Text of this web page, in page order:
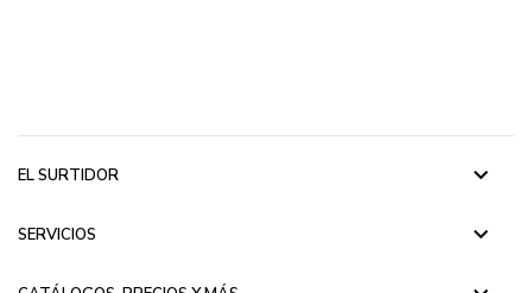
EL SURTIDOR keyboard_arrow_down
SERVICIOS keyboard_arrow_down